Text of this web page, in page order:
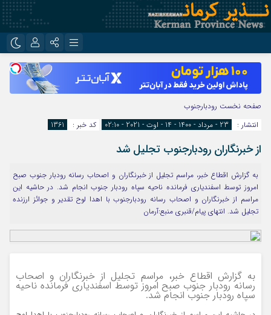
اینستاگرام
تلگرام
روبیکا
نام کاربری یا نشانی ایمیل
رمز عبور
صفحه نخست رودبارجنوب
انتشار :
23 - مرداد - 1400 - 14 - اوت - 2021 - 02:10 کد خبر : 1361
از خبرنگاران رودبارجنوب تجلیل شد
به گزارش اقطاع خبر، مراسم تجلیل از خبرنگاران و اصحاب رسانه رودبار جنوب صبح
امروز توسط اسفندیاری فرمانده ناحیه سپاه رودبار جنوب انجام شد. در حاشیه این
مراسم از خبرنگاران و اصحاب رسانه رودبارجنوب با اهدا لوح تقدیر و جوائز ارزنده
تجلیل شد. انتهای پیام/قنبری منبع:آرمان
به گزارش اقطاع خبر، مراسم تجلیل از خبرنگاران و اصحاب
رسانه رودبار جنوب صبح امروز توسط اسفندیاری فرمانده ناحیه
سپاه رودبار جنوب انجام شد.